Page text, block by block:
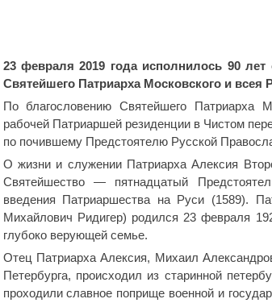
н
ы
о
ж
и
е
й
М
а
е
р
и
е
к
ы
о
п
р
е
д
е
л
23 февраля 2019 года исполнилось 90
Святейшего Патриарха Московского и всея
По благословению Святейшего Патриарха
рабочей Патриаршей резиденции в Чистом
по почившему Предстоятелю Русской
О жизни и служении Патриарха Алексия
Святейшество — пятнадцатый
введения Патриаршества на Руси (1589).
Михайлович Ридигер) родился 23 февраля
глубоко верующей семье.
Отец Патриарха Алексия, Михаил
Петербурга, происходил из старинной
проходили славное поприще военной и